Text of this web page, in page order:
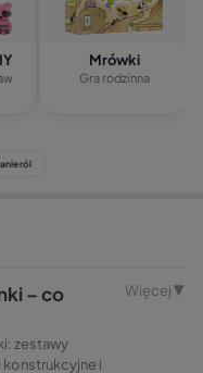
Mrówki
Gra rodzinna
ról
– co
zestawy
i
Więcej ▼